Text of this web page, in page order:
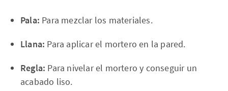
Pala: Para mezclar los materiales.
Llana: Para aplicar el mortero en la pared.
Regla: Para nivelar el mortero y conseguir un
acabado liso.